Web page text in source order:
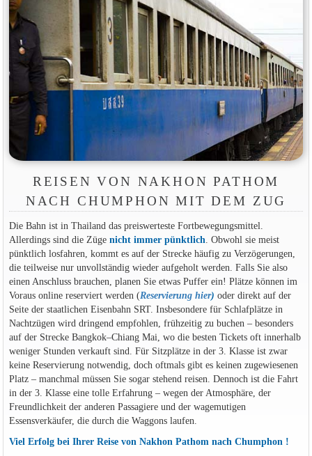
REISEN VON NAKHON PATHOM
NACH CHUMPHON MIT DEM ZUG
Die Bahn ist in Thailand das preiswerteste Fortbewegungsmittel.
Allerdings sind die Züge nicht immer pünktlich. Obwohl sie meist
pünktlich losfahren, kommt es auf der Strecke häufig zu Verzögerungen,
die teilweise nur unvollständig wieder aufgeholt werden. Falls Sie also
einen Anschluss brauchen, planen Sie etwas Puffer ein! Plätze können im
Voraus online reserviert werden (Reservierung hier) oder direkt auf der
Seite der staatlichen Eisenbahn SRT. Insbesondere für Schlafplätze in
Nachtzügen wird dringend empfohlen, frühzeitig zu buchen – besonders
auf der Strecke Bangkok–Chiang Mai, wo die besten Tickets oft innerhalb
weniger Stunden verkauft sind. Für Sitzplätze in der 3. Klasse ist zwar
keine Reservierung notwendig, doch oftmals gibt es keinen zugewiesenen
Platz – manchmal müssen Sie sogar stehend reisen. Dennoch ist die Fahrt
in der 3. Klasse eine tolle Erfahrung – wegen der Atmosphäre, der
Freundlichkeit der anderen Passagiere und der wagemutigen
Essensverkäufer, die durch die Waggons laufen.
Viel Erfolg bei Ihrer Reise von Nakhon Pathom nach Chumphon !